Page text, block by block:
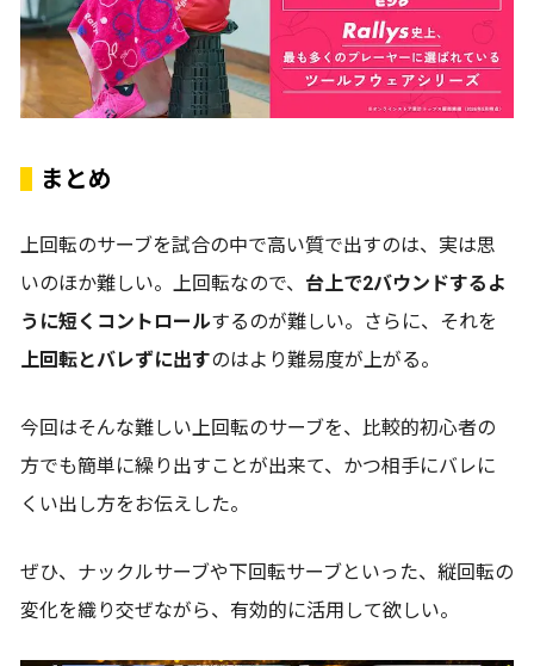
まとめ
上回転のサーブを試合の中で高い質で出すのは、実は思
いのほか難しい。上回転なので、 台上で2バウンドするよ
うに短くコントロールするのが難しい。さらに、それを
上回転とバレずに出すのはより難易度が上がる。
今回はそんな難しい上回転のサーブを、比較的初心者の
方でも簡単に繰り出すことが出来て、かつ相手にバレに
くい出し方をお伝えした。
ぜひ、ナックルサーブや下回転サーブといった、縦回転の
変化を織り交ぜながら、有効的に活用して欲しい。